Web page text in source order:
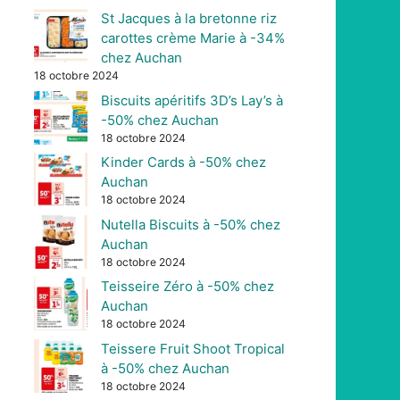
St Jacques à la bretonne riz
carottes crème Marie à -34%
chez Auchan
18 octobre 2024
Biscuits apéritifs 3D’s Lay’s à
-50% chez Auchan
18 octobre 2024
Kinder Cards à -50% chez
Auchan
18 octobre 2024
Nutella Biscuits à -50% chez
Auchan
18 octobre 2024
Teisseire Zéro à -50% chez
Auchan
18 octobre 2024
Teissere Fruit Shoot Tropical
à -50% chez Auchan
18 octobre 2024